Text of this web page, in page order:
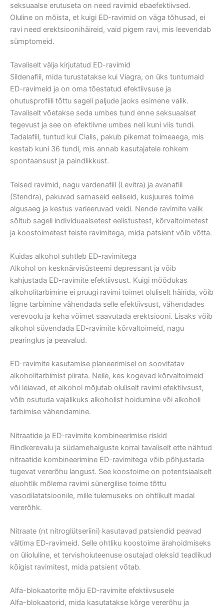
seksuaalse erutuseta on need ravimid ebaefektiivsed.
Oluline on mõista, et kuigi ED-ravimid on väga tõhusad, ei
ravi need erektsioonihäireid, vaid pigem ravi, mis leevendab
sümptomeid.
Tavaliselt välja kirjutatud ED-ravimid
Sildenafiil, mida turustatakse kui Viagra, on üks tuntumaid
ED-ravimeid ja on oma tõestatud efektiivsuse ja
ohutusprofiili tõttu sageli paljude jaoks esimene valik.
Tavaliselt võetakse seda umbes tund enne seksuaalset
tegevust ja see on efektiivne umbes neli kuni viis tundi.
Tadalafiil, tuntud kui Cialis, pakub pikemat toimeaega, mis
kestab kuni 36 tundi, mis annab kasutajatele rohkem
spontaansust ja paindlikkust.
Teised ravimid, nagu vardenafiil (Levitra) ja avanafiil
(Stendra), pakuvad sarnaseid eeliseid, kusjuures toime
algusaeg ja kestus varieeruvad veidi. Nende ravimite valik
sõltub sageli individuaalsetest eelistustest, kõrvaltoimetest
ja koostoimetest teiste ravimitega, mida patsient võib võtta.
Kuidas alkohol suhtleb ED-ravimitega
Alkohol on kesknärvisüsteemi depressant ja võib
kahjustada ED-ravimite efektiivsust. Kuigi mõõdukas
alkoholitarbimine ei pruugi ravimi toimet oluliselt häirida, võib
liigne tarbimine vähendada selle efektiivsust, vähendades
verevoolu ja keha võimet saavutada erektsiooni. Lisaks võib
alkohol süvendada ED-ravimite kõrvaltoimeid, nagu
pearinglus ja peavalud.
ED-ravimite kasutamise planeerimisel on soovitatav
alkoholitarbimist piirata. Neile, kes kogevad kõrvaltoimeid
või leiavad, et alkohol mõjutab oluliselt ravimi efektiivsust,
võib osutuda vajalikuks alkoholist hoidumine või alkoholi
tarbimise vähendamine.
Nitraatide ja ED-ravimite kombineerimise riskid
Rindkerevalu ja südamehaiguste korral tavaliselt ette nähtud
nitraatide kombineerimine ED-ravimitega võib põhjustada
tugevat vererõhu langust. See koostoime on potentsiaalselt
eluohtlik mõlema ravimi sünergilise toime tõttu
vasodilatatsioonile, mille tulemuseks on ohtlikult madal
vererõhk.
Nitraate (nt nitroglütseriini) kasutavad patsiendid peavad
vältima ED-ravimeid. Selle ohtliku koostoime ärahoidmiseks
on ülioluline, et tervishoiuteenuse osutajad oleksid teadlikud
kõigist ravimitest, mida patsient võtab.
Alfa-blokaatorite mõju ED-ravimite efektiivsusele
Alfa-blokaatorid, mida kasutatakse kõrge vererõhu ja